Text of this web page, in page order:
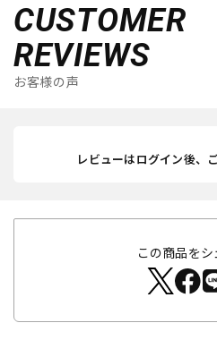
CUSTOMER
REVIEWS
お客様の声
レビューはログイン後、
この商品を